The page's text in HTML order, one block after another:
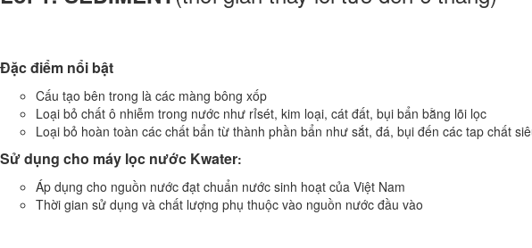
Đặc điểm nổi bật
Cấu tạo bên trong là các màng bông xốp
Loại bỏ chất ô nhiễm trong nước như rỉsét, kim loại, cát đất, bụi bẩn bằng lõi lọc
Loại bỏ hoàn toàn các chất bẩn từ thành phần bẩn như sắt, đá, bụi đến các tap chất
Sửdụng cho máy lọc nước Kwater:
Áp dụng cho nguồn nước đạt chuẩn nước sinh hoạt của Việt Nam
Thời gian sử dụng và chất lượng phụ thuộc vào nguồn nước đầu vào